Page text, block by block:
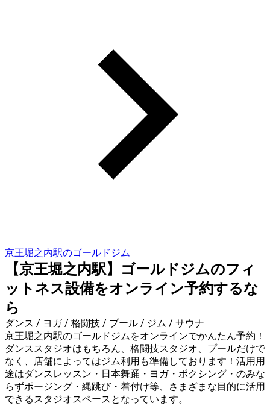
京王堀之内駅のゴールドジム
【京王堀之内駅】ゴールドジムのフィ
ットネス設備をオンライン予約するな
ら
ダンス / ヨガ / 格闘技 / プール / ジム / サウナ
京王堀之内駅のゴールドジムをオンラインでかんたん予約！
ダンススタジオはもちろん、格闘技スタジオ、プールだけで
なく、店舗によってはジム利用も準備しております！活用用
途はダンスレッスン・日本舞踊・ヨガ・ボクシング・のみな
らずポージング・縄跳び・着付け等、さまざまな目的に活用
できるスタジオスペースとなっています。